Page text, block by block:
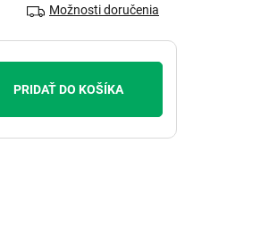
Možnosti doručenia
PRIDAŤ DO KOŠÍKA